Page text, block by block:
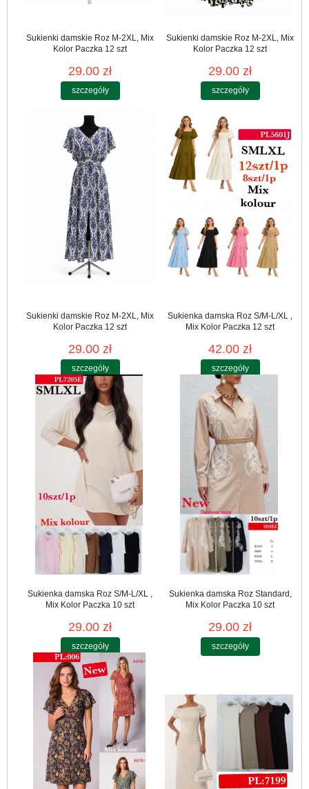
Sukienki damskie Roz M-2XL, Mix
Kolor Paczka 12 szt
29.00 zł
szczegóły
Sukienki damskie Roz M-2XL, Mix
Kolor Paczka 12 szt
29.00 zł
szczegóły
Sukienki damskie Roz M-2XL, Mix
Kolor Paczka 12 szt
29.00 zł
szczegóły
Sukienka damska Roz S/M-L/XL ,
Mix Kolor Paczka 12 szt
42.00 zł
szczegóły
Sukienka damska Roz S/M-L/XL ,
Mix Kolor Paczka 10 szt
29.00 zł
szczegóły
Sukienka damska Roz Standard,
Mix Kolor Paczka 10 szt
29.00 zł
szczegóły